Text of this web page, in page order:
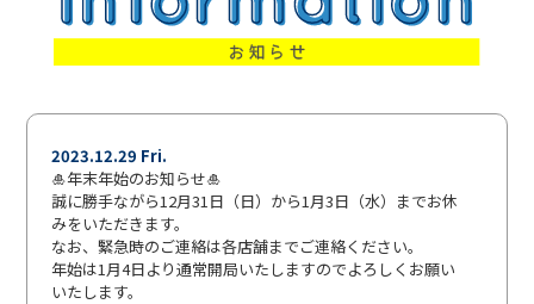
2023.12.29 Fri.
🎍年末年始のお知らせ🎍
誠に勝手ながら12月31日（日）から1月3日（水）までお休
みをいただきます。
なお、緊急時のご連絡は各店舗までご連絡ください。
年始は1月4日より通常開局いたしますのでよろしくお願い
いたします。